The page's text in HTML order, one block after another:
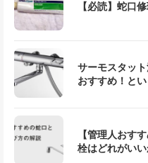
【必読】蛇口
サーモスタッ
おすすめ！と
【管理人おす
栓はどれがいい